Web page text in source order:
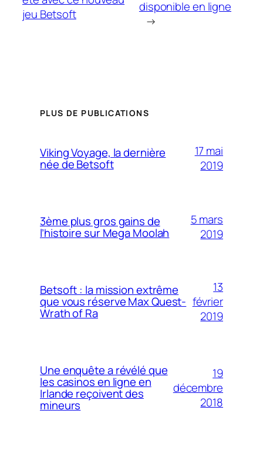
jeu Betsoft
disponible en ligne
→
PLUS DE PUBLICATIONS
Viking Voyage, la dernière
née de Betsoft
17 mai
2019
3ème plus gros gains de
l’histoire sur Mega Moolah
5 mars
2019
Betsoft : la mission extrême
que vous réserve Max Quest-
Wrath of Ra
13
février
2019
Une enquête a révélé que
les casinos en ligne en
Irlande reçoivent des
mineurs
19
décembre
2018